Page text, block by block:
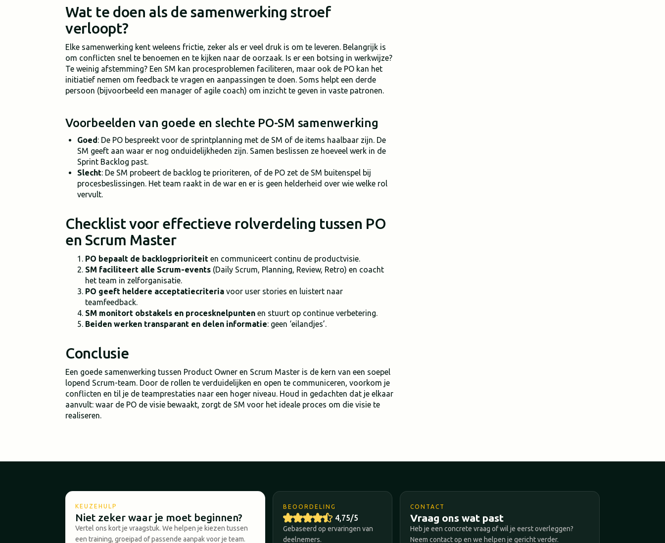
Wat te doen als de samenwerking stroef
verloopt?
Elke samenwerking kent weleens frictie, zeker als er veel druk is om te leveren. Belangrijk is
om conflicten snel te benoemen en te kijken naar de oorzaak. Is er een botsing in werkwijze?
Te weinig afstemming? Een SM kan procesproblemen faciliteren, maar ook de PO kan het
initiatief nemen om feedback te vragen en aanpassingen te doen. Soms helpt een derde
persoon (bijvoorbeeld een manager of agile coach) om inzicht te geven in vaste patronen.
Voorbeelden van goede en slechte PO-SM samenwerking
Goed: De PO bespreekt voor de sprintplanning met de SM of de items haalbaar zijn. De
SM geeft aan waar er nog onduidelijkheden zijn. Samen beslissen ze hoeveel werk in de
Sprint Backlog past.
Slecht: De SM probeert de backlog te prioriteren, of de PO zet de SM buitenspel bij
procesbeslissingen. Het team raakt in de war en er is geen helderheid over wie welke rol
vervult.
Checklist voor effectieve rolverdeling tussen PO
en Scrum Master
PO bepaalt de backlogprioriteit en communiceert continu de productvisie.
SM faciliteert alle Scrum-events (Daily Scrum, Planning, Review, Retro) en coacht
het team in zelforganisatie.
PO geeft heldere acceptatiecriteria voor user stories en luistert naar
teamfeedback.
SM monitort obstakels en procesknelpunten en stuurt op continue verbetering.
Beiden werken transparant en delen informatie: geen ‘eilandjes’.
Conclusie
Een goede samenwerking tussen Product Owner en Scrum Master is de kern van een soepel
lopend Scrum-team. Door de rollen te verduidelijken en open te communiceren, voorkom je
conflicten en til je de teamprestaties naar een hoger niveau. Houd in gedachten dat je elkaar
aanvult: waar de PO de visie bewaakt, zorgt de SM voor het ideale proces om die visie te
realiseren.
KEUZEHULP
Niet zeker waar je moet beginnen?
Vertel ons kort je vraagstuk. We helpen je kiezen tussen
een training, groeipad of passende aanpak voor je team.
BEOORDELING
4,75/5
Gebaseerd op ervaringen van
deelnemers.
CONTACT
Vraag ons wat past
Heb je een concrete vraag of wil je eerst overleggen?
Neem contact op en we helpen je gericht verder.